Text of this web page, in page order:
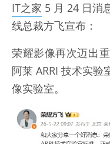
IT之家 5 月 24 日消
线总裁方飞宣布：
荣耀影像再次迈出
阿莱 ARRI 技术实
像实验室。